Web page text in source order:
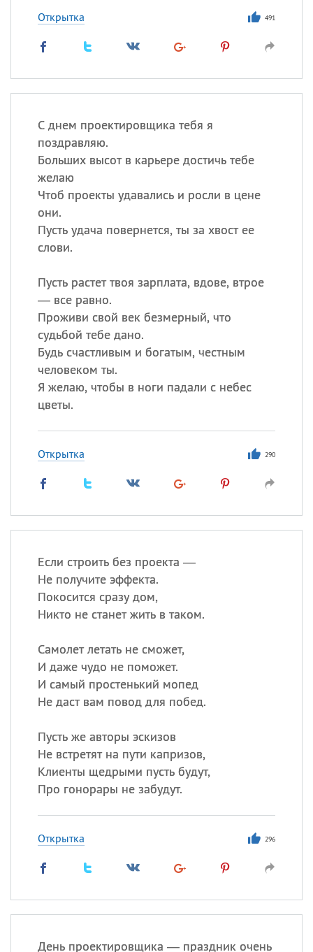
Открытка 491
С днем проектировщика тебя я
поздравляю.
Больших высот в карьере достичь тебе
желаю
Чтоб проекты удавались и росли в цене
они.
Пусть удача повернется, ты за хвост ее
слови.
Пусть растет твоя зарплата, вдове, втрое
— все равно.
Проживи свой век безмерный, что
судьбой тебе дано.
Будь счастливым и богатым, честным
человеком ты.
Я желаю, чтобы в ноги падали с небес
цветы.
Открытка 290
Если строить без проекта —
Не получите эффекта.
Покосится сразу дом,
Никто не станет жить в таком.
Самолет летать не сможет,
И даже чудо не поможет.
И самый простенький мопед
Не даст вам повод для побед.
Пусть же авторы эскизов
Не встретят на пути капризов,
Клиенты щедрыми пусть будут,
Про гонорары не забудут.
Открытка 296
День проектировщика — праздник очень